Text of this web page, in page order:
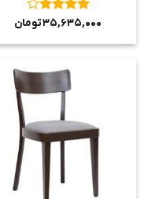
نمره۴
۳۵,۶۳۵,۰۰۰تومان